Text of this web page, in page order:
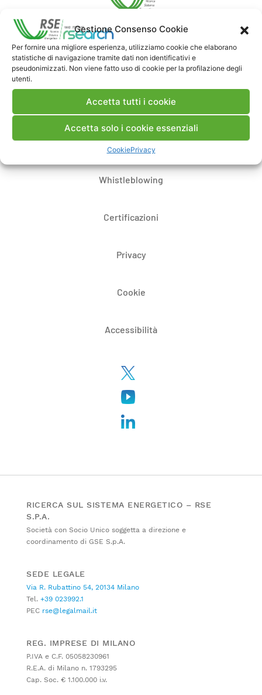
Gestione Consenso Cookie
Per fornire una migliore esperienza, utilizziamo cookie che elaborano
statistiche di navigazione tramite dati non identificativi e
pseudonimizzati. Non viene fatto uso di cookie per la profilazione degli
utenti.
Accetta tutti i cookie
Accetta solo i cookie essenziali
CookiePrivacy
Contatti
Note Legali
Dove siamo
Bandi di gara e contratti
Whistleblowing
Certificazioni
Privacy
Cookie
Accessibilità
RICERCA SUL SISTEMA ENERGETICO – RSE
S.P.A.
Società con Socio Unico soggetta a direzione e
coordinamento di GSE S.p.A.
SEDE LEGALE
Via R. Rubattino 54, 20134 Milano
Tel. +39 023992.1
PEC rse@legalmail.it
REG. IMPRESE DI MILANO
P.IVA e C.F. 05058230961
R.E.A. di Milano n. 1793295
Cap. Soc. € 1.100.000 i.v.